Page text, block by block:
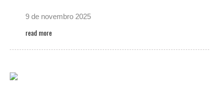
9 de novembro 2025
read more